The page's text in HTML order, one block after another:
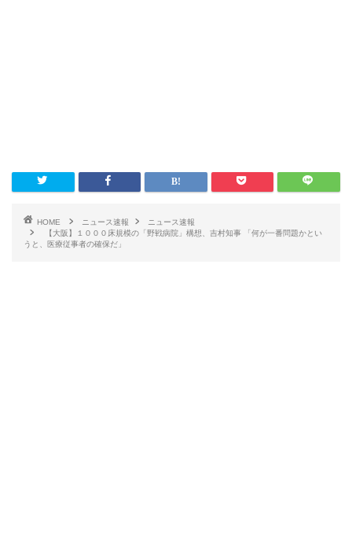
HOME ニュース速報
ニュース速報
【大阪】１０００床規模の「野戦病院」構想、吉村知事 「何が一番問題かとい
うと、医療従事者の確保だ」